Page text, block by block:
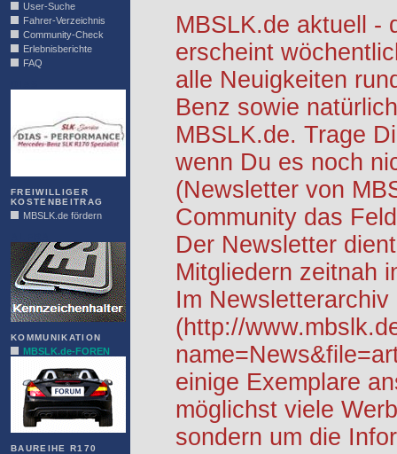
User-Suche
Fahrer-Verzeichnis
Community-Check
Erlebnisberichte
FAQ
FREIWILLIGER
KOSTENBEITRAG
MBSLK.de fördern
KOMMUNIKATION
MBSLK.de-FOREN
BAUREIHE R170
MBSLK.de aktuell -
erscheint
alle Neuigkeiten
Benz sowie
MBSLK.de. Trage
wenn Du es noch
(Newsletter von
Community das
Der Newsletter
Mitgliedern zeitnah
Im Newsletterarchiv
(http://
einige Exemplare
möglichst viele
sondern um die